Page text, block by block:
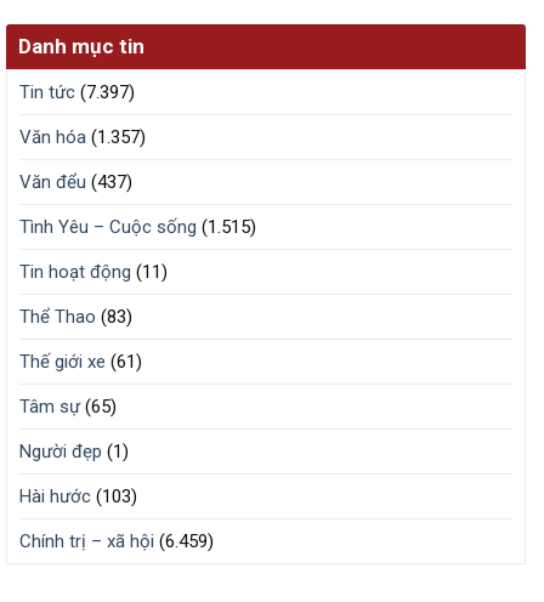
Danh mục tin
Tin tức (7.397)
Văn hóa (1.357)
Văn đểu (437)
Tình Yêu – Cuộc sống (1.515)
Tin hoạt động (11)
Thể Thao (83)
Thế giới xe (61)
Tâm sự(65)
Người đẹp (1)
Hài hước (103)
Chính trị – xã hội (6.459)